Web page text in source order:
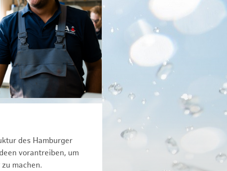
des Hamburger
vorantreiben, um
machen.